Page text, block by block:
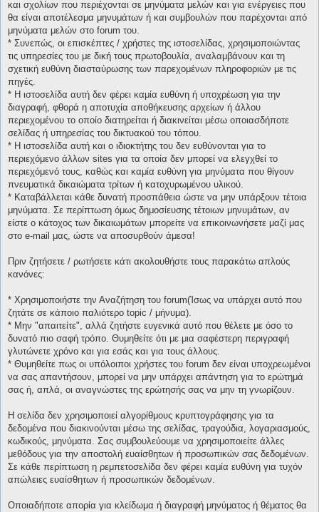
και σχολίων που περιέχονται σε μηνύματα μελών και για ενέργειες που
θα είναι αποτέλεσμα μηνυμάτων ή και συμβουλών που παρέχονται από
μηνύματα μελών στο forum του.
* Συνεπώς, οι επισκέπτες / χρήστες της ιστοσελίδας, χρησιμοποιώντας
τις υπηρεσίες του με δική τους πρωτοβουλία, αναλαμβάνουν και τη
σχετική ευθύνη διασταύρωσης των παρεχομένων πληροφοριών με τις
πηγές.
* H ιστοσελίδα αυτή δεν φέρει καμία ευθύνη ή υποχρέωση για την
διαγραφή, φθορά η αποτυχία αποθήκευσης αρχείων ή άλλου
περιεχομένου το οποίο διατηρείται ή διακινείται μέσω οποιασδήποτε
σελίδας ή υπηρεσίας του δικτυακού του τόπου.
* H ιστοσελίδα αυτή και ο ιδιοκτήτης του δεν ευθύνονται για το
περιεχόμενο άλλων sites για τα οποία δεν μπορεί να ελεγχθεί το
περιεχόμενό τους, καθώς και καμία ευθύνη για μηνύματα που θίγουν
πνευματικά δικαιώματα τρίτων ή κατοχυρωμένου υλικού.
* Καταβάλλεται κάθε δυνατή προσπάθεια ώστε να μην υπάρξουν τέτοια
μηνύματα. Σε περίπτωση όμως δημοσίευσης τέτοιων μηνυμάτων, αν
είστε ο κάτοχος των δικαιωμάτων μπορείτε να επικοινωνήσετε μαζί μας
στο e-mail μας, ώστε να αποσυρθούν άμεσα!
Πριν ζητήσετε / ρωτήσετε κάτι ακολουθήστε τους παρακάτω απλούς
κανόνες:
* Χρησιμοποιήστε την Αναζήτηση του forum(Ίσως να υπάρχει αυτό που
ζητάτε σε κάποιο παλιότερο topic / μήνυμα).
* Μην "απαιτείτε", αλλά ζητήστε ευγενικά αυτό που θέλετε με όσο το
δυνατό πιο σαφή τρόπο. Θυμηθείτε ότι με μια σαφέστερη περιγραφή
γλυτώνετε χρόνο και για εσάς και για τους άλλους.
* Θυμηθείτε πως οι υπόλοιποι χρήστες του forum δεν είναι υποχρεωμένοι
να σας απαντήσουν, μπορεί να μην υπάρχει απάντηση για το ερώτημά
σας ή, απλά, οι αναγνώστες της ερώτησής σας να μην τη γνωρίζουν.
Η σελίδα δεν χρησιμοποιεί αλγορίθμους κρυπτογράφησης για τα
δεδομένα που διακινούνται μέσω της σελίδας, τραγούδια, λογαριασμούς,
κωδικούς, μηνύματα. Σας συμβουλεύουμε να χρησιμοποιείτε άλλες
μεθόδους για την αποστολή ευαίσθητων ή προσωπικών σας δεδομένων.
Σε κάθε περίπτωση η ρεμπετοσελίδα δεν φέρει καμία ευθύνη για τυχόν
απώλειες ευαίσθητων ή προσωπικών δεδομένων.
Οποιαδήποτε απορία για κλείδωμα ή διαγραφή μηνύματος ή θέματος θα